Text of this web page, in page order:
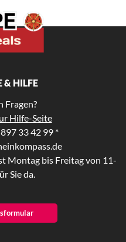
& HILFE
Fragen?
Hilfe-Seite
33 42 99 *
Montag bis Freitag von 11-
Sie da.